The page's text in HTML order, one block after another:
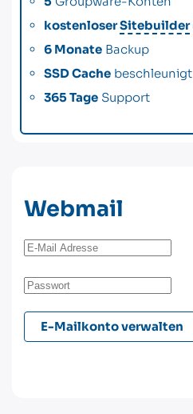
kostenloserSitebuilder
6 Monate Backup
SSD Cache beschleunigt
365 Tage Support
Webmail
E-Mailkonto verwalten